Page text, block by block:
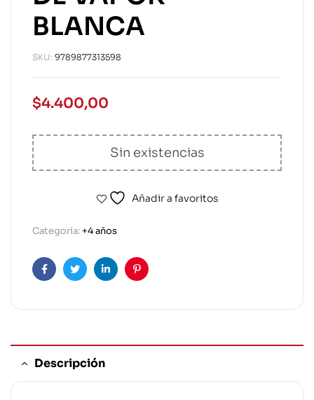
BLANCA
SKU: 9789877313598
$4.400,00
Sin existencias
Añadir a favoritos
Categoría:+4 años
FacebookTwitterLinkedinPinterest
Descripción